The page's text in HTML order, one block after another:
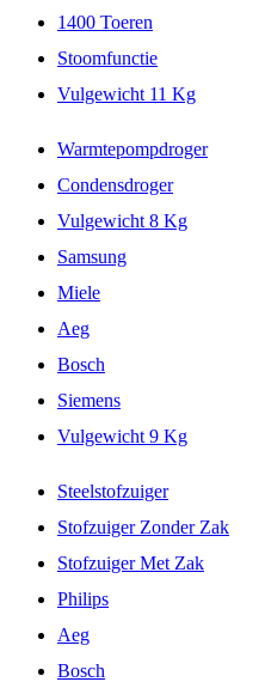
1400 Toeren
Stoomfunctie
Vulgewicht 11 Kg
Warmtepompdroger
Condensdroger
Vulgewicht 8 Kg
Samsung
Miele
Aeg
Bosch
Siemens
Vulgewicht 9 Kg
Steelstofzuiger
Stofzuiger Zonder Zak
Stofzuiger Met Zak
Philips
Aeg
Bosch